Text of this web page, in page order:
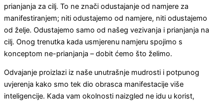
prianjanja za cilj. To ne znači odustajanje od namjere za
manifestiranjem; niti odustajemo od namjere, niti odustajemo
od želje. Odustajemo samo od našeg vezivanja i prianjanja na
cilj. Onog trenutka kada usmjerenu namjeru spojimo s
konceptom ne-prianjanja – dobit ćemo što želimo.
Odvajanje proizlazi iz naše unutrašnje mudrosti i potpunog
uvjerenja kako smo tek dio obrasca manifestacije više
inteligencije. Kada vam okolnosti naizgled ne idu u korist,